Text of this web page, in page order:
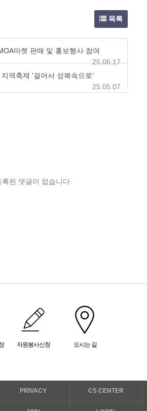
목록
마켓 판매 및 홍보행사 참여
25.06.17
역축제 '걸어서 성북속으로'
25.05.07
록된 댓글이 없습니다.
자원봉사신청 오시는 길
PRIVACY CS CENTER